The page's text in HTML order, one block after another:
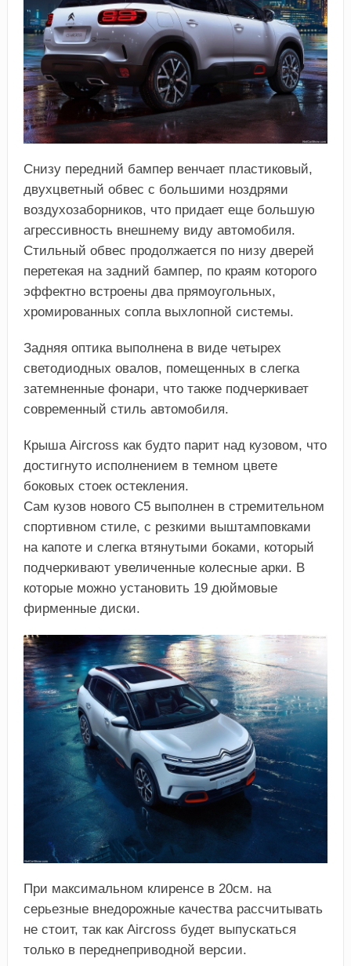
Снизу передний бампер венчает пластиковый,
двухцветный обвес с большими ноздрями
воздухозаборников, что придает еще большую
агрессивность внешнему виду автомобиля.
Стильный обвес продолжается по низу дверей
перетекая на задний бампер, по краям которого
эффектно встроены два прямоугольных,
хромированных сопла выхлопной системы.
Задняя оптика выполнена в виде четырех
светодиодных овалов, помещенных в слегка
затемненные фонари, что также подчеркивает
современный стиль автомобиля.
Крыша Aircross как будто парит над кузовом, что
достигнуто исполнением в темном цвете
боковых стоек остекления.
Сам кузов нового C5 выполнен в стремительном
спортивном стиле, с резкими выштамповками
на капоте и слегка втянутыми боками, который
подчеркивают увеличенные колесные арки. В
которые можно установить 19 дюймовые
фирменные диски.
При максимальном клиренсе в 20см. на
серьезные внедорожные качества рассчитывать
не стоит, так как Aircross будет выпускаться
только в переднеприводной версии.